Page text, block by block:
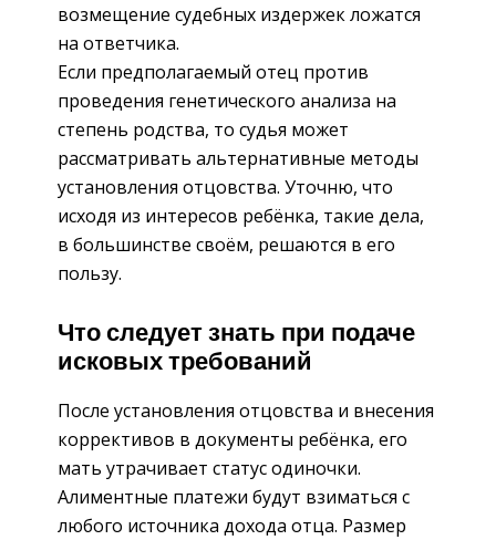
возмещение судебных издержек ложатся
на ответчика.
Если предполагаемый отец против
проведения генетического анализа на
степень родства, то судья может
рассматривать альтернативные методы
установления отцовства. Уточню, что
исходя из интересов ребёнка, такие дела,
в большинстве своём, решаются в его
пользу.
Что следует знать при подаче
исковых требований
После установления отцовства и внесения
коррективов в документы ребёнка, его
мать утрачивает статус одиночки.
Алиментные платежи будут взиматься с
любого источника дохода отца. Размер